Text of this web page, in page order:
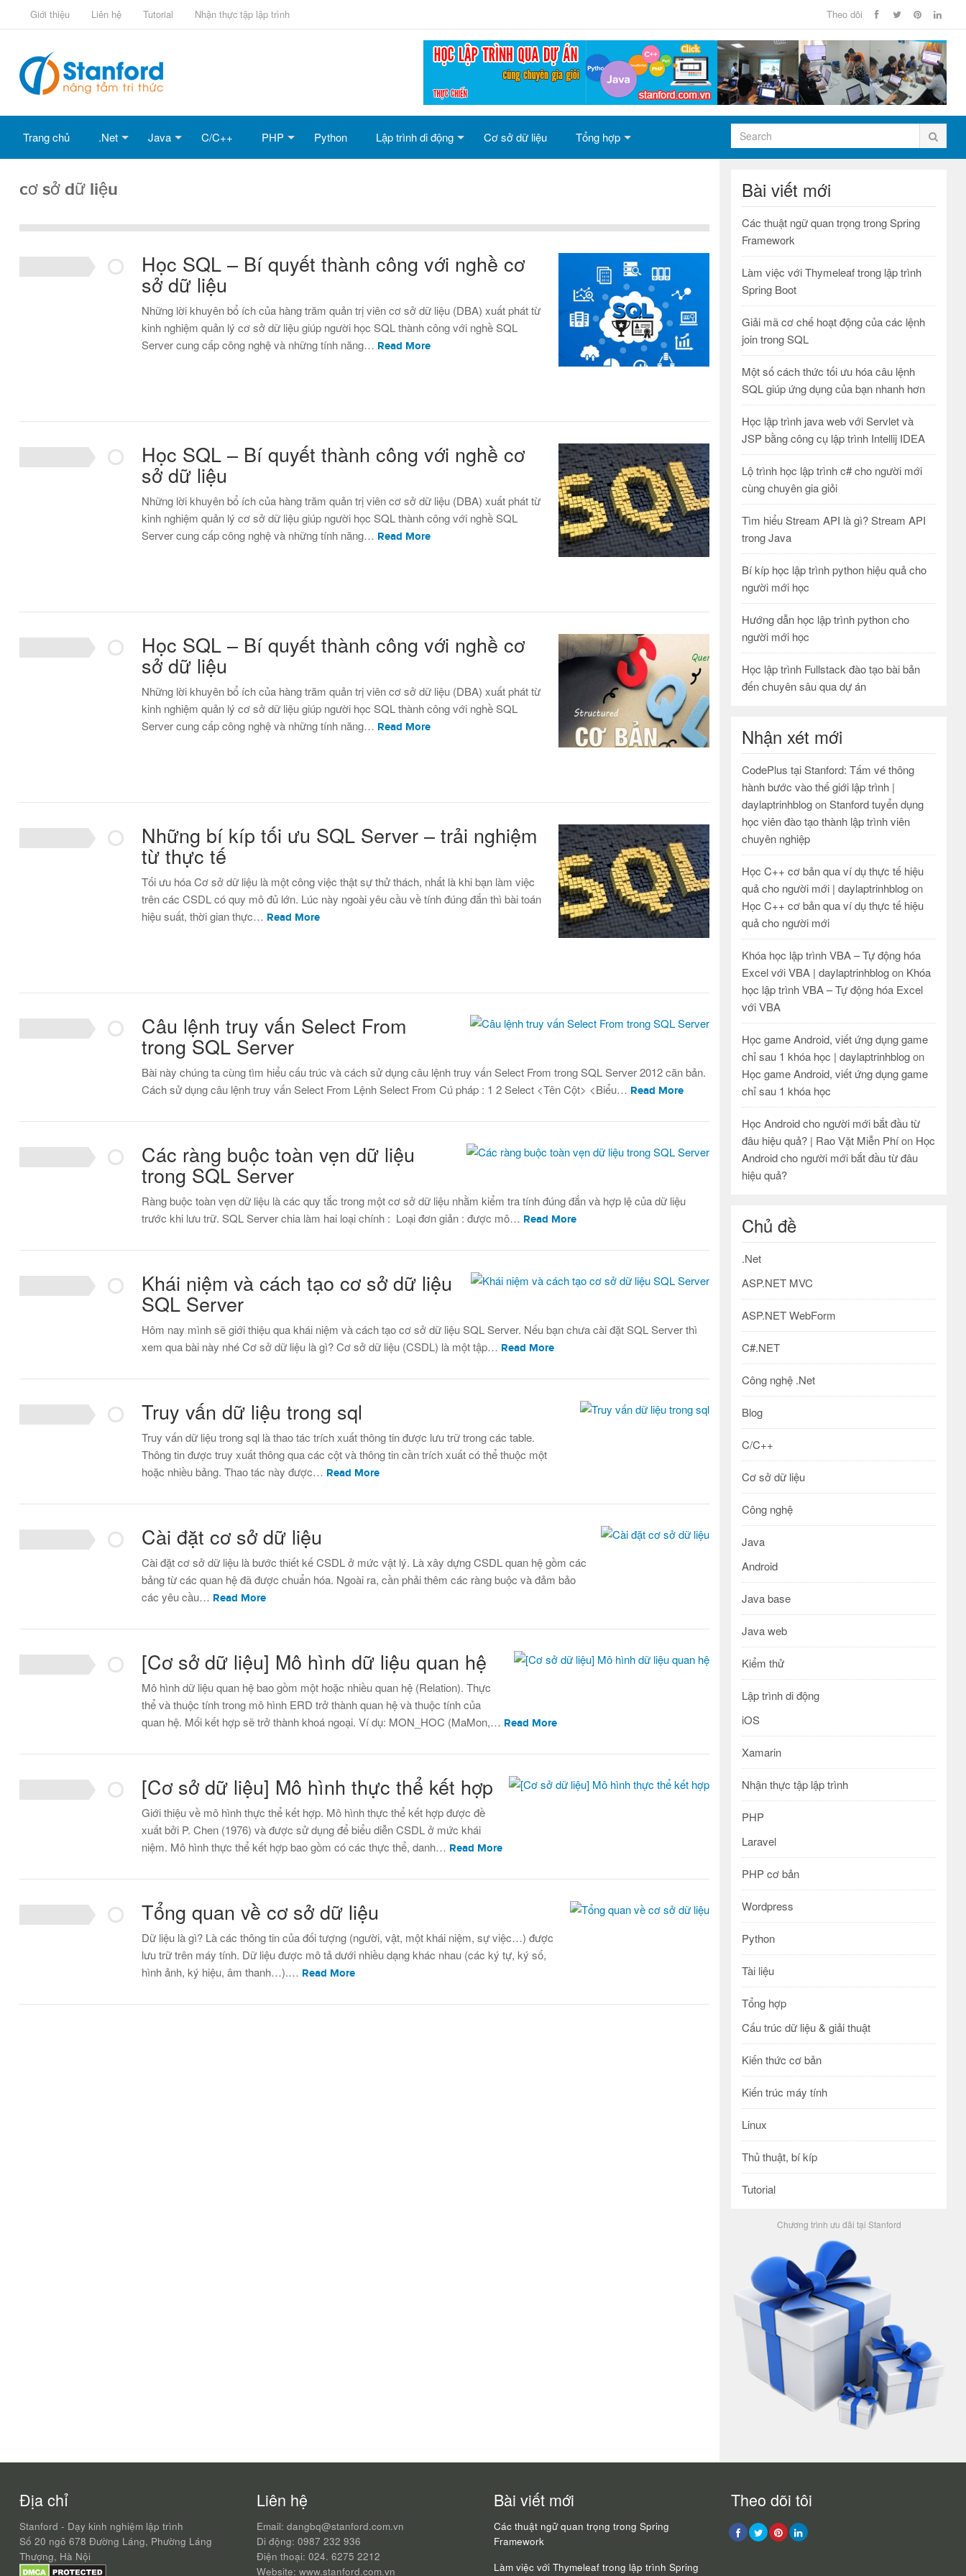
Giới thiệu Liên hệ Tutorial Nhận thực tập lập trình Theo dõi
Trang chủ .Net Java C/C++ PHP Python Lập trình di động Cơ sở dữ liệu Tổng hợp
cơ sở dữ liệu
Học SQL – Bí quyết thành công với nghề cơ
sở dữ liệu
Những lời khuyên bổ ích của hàng trăm quản trị viên cơ sở dữ liệu (DBA) xuất phát từ
kinh nghiệm quản lý cơ sở dữ liệu giúp người học SQL thành công với nghề SQL
Server cung cấp công nghệ và những tính năng… Read More
Học SQL – Bí quyết thành công với nghề cơ
sở dữ liệu
Những lời khuyên bổ ích của hàng trăm quản trị viên cơ sở dữ liệu (DBA) xuất phát từ
kinh nghiệm quản lý cơ sở dữ liệu giúp người học SQL thành công với nghề SQL
Server cung cấp công nghệ và những tính năng… Read More
Học SQL – Bí quyết thành công với nghề cơ
sở dữ liệu
Những lời khuyên bổ ích của hàng trăm quản trị viên cơ sở dữ liệu (DBA) xuất phát từ
kinh nghiệm quản lý cơ sở dữ liệu giúp người học SQL thành công với nghề SQL
Server cung cấp công nghệ và những tính năng… Read More
Những bí kíp tối ưu SQL Server – trải nghiệm
từ thực tế
Tối ưu hóa Cơ sở dữ liệu là một công việc thật sự thử thách, nhất là khi bạn làm việc
trên các CSDL có quy mô đủ lớn. Lúc này ngoài yêu cầu về tính đúng đắn thì bài toán
hiệu suất, thời gian thực… Read More
Câu lệnh truy vấn Select From
trong SQL Server
Bài này chúng ta cùng tìm hiểu cấu trúc và cách sử dụng câu lệnh truy vấn Select From trong SQL Server 2012 căn bản.
Cách sử dụng câu lệnh truy vấn Select From Lệnh Select From Cú pháp : 1 2 Select <Tên Cột> <Biểu… Read More
Các ràng buộc toàn vẹn dữ liệu
trong SQL Server
Ràng buộc toàn vẹn dữ liệu là các quy tắc trong một cơ sở dữ liệu nhằm kiểm tra tính đúng đắn và hợp lệ của dữ liệu
trước khi lưu trữ. SQL Server chia làm hai loại chính : Loại đơn giản : được mô… Read More
Khái niệm và cách tạo cơ sở dữ liệu
SQL Server
Hôm nay mình sẽ giới thiệu qua khái niệm và cách tạo cơ sở dữ liệu SQL Server. Nếu bạn chưa cài đặt SQL Server thì
xem qua bài này nhé Cơ sở dữ liệu là gì? Cơ sở dữ liệu (CSDL) là một tập… Read More
Truy vấn dữ liệu trong sql
Truy vấn dữ liệu trong sql là thao tác trích xuất thông tin được lưu trữ trong các table.
Thông tin được truy xuất thông qua các cột và thông tin cần trích xuất có thể thuộc một
hoặc nhiều bảng. Thao tác này được… Read More
Cài đặt cơ sở dữ liệu
Cài đặt cơ sở dữ liệu là bước thiết kế CSDL ở mức vật lý. Là xây dựng CSDL quan hệ gồm các
bảng từ các quan hệ đã được chuẩn hóa. Ngoài ra, cần phải thêm các ràng buộc và đảm bảo
các yêu cầu… Read More
[Cơ sở dữ liệu] Mô hình dữ liệu quan hệ
Mô hình dữ liệu quan hệ bao gồm một hoặc nhiều quan hệ (Relation). Thực
thể và thuộc tính trong mô hình ERD trở thành quan hệ và thuộc tính của
quan hệ. Mối kết hợp sẽ trở thành khoá ngoại. Ví dụ: MON_HOC (MaMon,… Read More
[Cơ sở dữ liệu] Mô hình thực thể kết hợp
Giới thiệu về mô hình thực thể kết hợp. Mô hình thực thể kết hợp được đề
xuất bởi P. Chen (1976) và được sử dụng để biểu diễn CSDL ở mức khái
niệm. Mô hình thực thể kết hợp bao gồm có các thực thể, danh… Read More
Tổng quan về cơ sở dữ liệu
Dữ liệu là gì? Là các thông tin của đối tượng (người, vật, một khái niệm, sự việc…) được
lưu trữ trên máy tính. Dữ liệu được mô tả dưới nhiều dạng khác nhau (các ký tự, ký số,
hình ảnh, ký hiệu, âm thanh…).… Read More
Bài viết mới
Các thuật ngữ quan trọng trong Spring
Framework
Làm việc với Thymeleaf trong lập trình
Spring Boot
Giải mã cơ chế hoạt động của các lệnh
join trong SQL
Một số cách thức tối ưu hóa câu lệnh
SQL giúp ứng dụng của bạn nhanh hơn
Học lập trình java web với Servlet và
JSP bằng công cụ lập trình Intellij IDEA
Lộ trình học lập trình c# cho người mới
cùng chuyên gia giỏi
Tìm hiểu Stream API là gì? Stream API
trong Java
Bí kíp học lập trình python hiệu quả cho
người mới học
Hướng dẫn học lập trình python cho
người mới học
Học lập trình Fullstack đào tạo bài bản
đến chuyên sâu qua dự án
Nhận xét mới
CodePlus tại Stanford: Tấm vé thông
hành bước vào thế giới lập trình |
daylaptrinhblogonStanford tuyển dụng
học viên đào tạo thành lập trình viên
chuyên nghiệp
Học C++ cơ bản qua ví dụ thực tế hiệu
quả cho người mới | daylaptrinhblogon
Học C++ cơ bản qua ví dụ thực tế hiệu
quả cho người mới
Khóa học lập trình VBA – Tự động hóa
Excel với VBA | daylaptrinhblogon Khóa
học lập trình VBA – Tự động hóa Excel
với VBA
Học game Android, viết ứng dụng game
chỉ sau 1 khóa học | daylaptrinhblogon
Học game Android, viết ứng dụng game
chỉ sau 1 khóa học
Học Android cho người mới bắt đầu từ
đâu hiệu quả? | Rao Vặt Miễn Phíon Học
Android cho người mới bắt đầu từ đâu
hiệu quả?
Chủ đề
.Net
ASP.NET MVC
ASP.NET WebForm
C#.NET
Công nghệ .Net
Blog
C/C++
Cơ sở dữ liệu
Công nghệ
Java
Android
Java base
Java web
Kiểm thử
Lập trình di động
iOS
Xamarin
Nhận thực tập lập trình
PHP
Laravel
PHP cơ bản
Wordpress
Python
Tài liệu
Tổng hợp
Cấu trúc dữ liệu & giải thuật
Kiến thức cơ bản
Kiến trúc máy tính
Linux
Thủ thuật, bí kíp
Tutorial
Chương trình ưu đãi tại Stanford
Địa chỉ
Stanford - Dạy kinh nghiệm lập trình
Số 20 ngõ 678 Đường Láng, Phường Láng
Thượng, Hà Nội
Liên hệ
Email: dangbq@stanford.com.vn
Di động: 0987 232 936
Điện thoại: 024. 6275 2212
Website: www.stanford.com.vn
Bài viết mới
Các thuật ngữ quan trọng trong Spring
Framework
Làm việc với Thymeleaf trong lập trình Spring
Theo dõi tôi